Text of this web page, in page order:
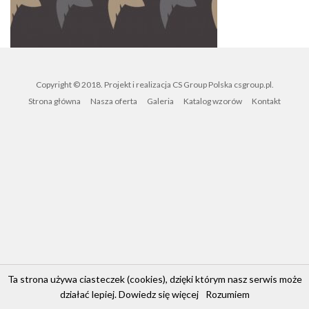
Copyright © 2018. Projekt i realizacja CS Group Polska csgroup.pl.
Strona główna
Nasza oferta Galeria Katalog wzorów Kontakt
Ta strona używa ciasteczek (cookies), dzięki którym nasz serwis może
działać lepiej.Dowiedz się więcej Rozumiem